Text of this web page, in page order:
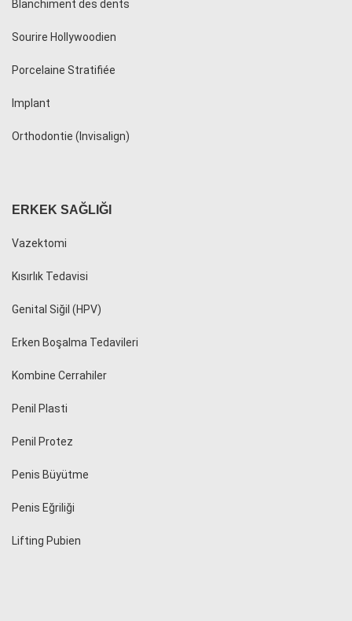
Blanchiment des dents
Sourire Hollywoodien
Porcelaine Stratifiée
Implant
Orthodontie (Invisalign)
ERKEK SAĞLIĞI
Vazektomi
Kısırlık Tedavisi
Genital Siğil (HPV)
Erken Boşalma Tedavileri
Kombine Cerrahiler
Penil Plasti
Penil Protez
Penis Büyütme
Penis Eğriliği
Lifting Pubien